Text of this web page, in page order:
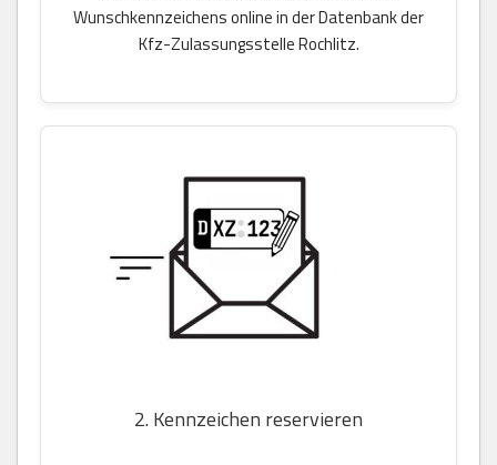
Wunschkennzeichens online in der Datenbank der
Kfz-Zulassungsstelle Rochlitz.
2. Kennzeichen reservieren